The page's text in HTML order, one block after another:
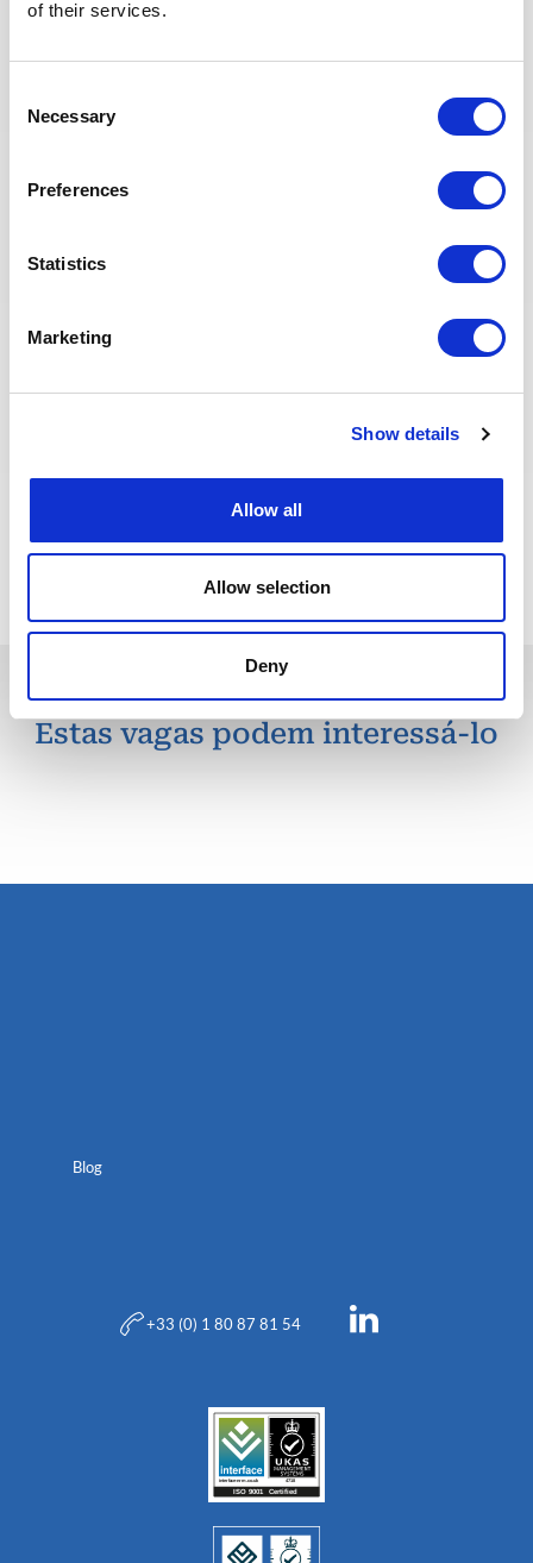
of their services.
Selection
Necessary
Preferences
Statistics
Marketing
Show details
Allow all
Allow selection
Deny
Outils / livrables attendus
PowerPoint
Profil cible
10 ans+ recommandé.
Expérience grands programmes industriels, énergie,
Profil clé pour crédibiliser la capacité humaine et
Voltar para todas as ofertas
Estas vagas podem interessá-lo
Blog
+33 (0) 1 80 87 81 54